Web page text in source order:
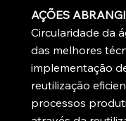
AÇÕES
Circularidade da
das melhores
implementação
reutilização
processos